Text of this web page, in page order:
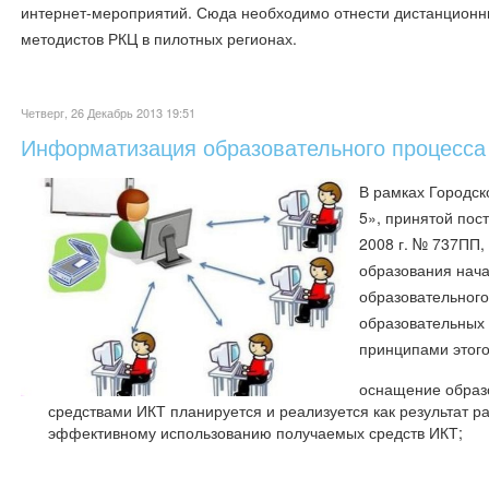
интернет-мероприятий. Сюда необходимо отнести
методистов РКЦ в пилотных регионах.
Четверг, 26 Декабрь 2013 19:51
Информатизация образовательного
В рамках
5», принятой
2008 г. № 737ПП,
образования
принципами
оснащение
средствами ИКТ планируется и реализуется как результат
эффективному использованию получаемых средств ИКТ;